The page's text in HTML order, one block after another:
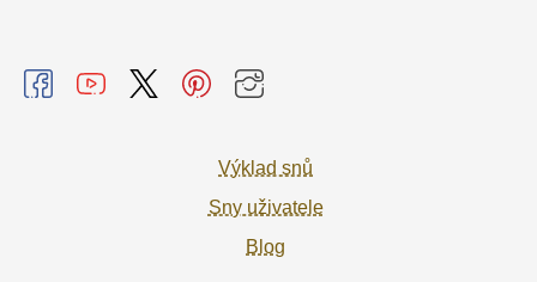
Výklad snů
Sny uživatele
Blog